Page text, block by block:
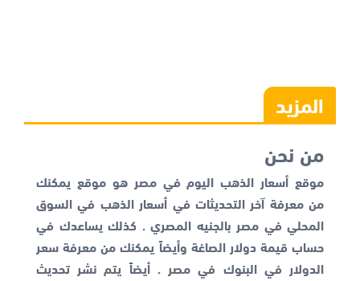
المزيد
من نحن
موقع أسعار الذهب اليوم في مصر هو موقع يمكنك
من معرفة آخر التحديثات في أسعار الذهب في السوق
المحلي في مصر بالجنيه المصري . كذلك يساعدك في
حساب قيمة دولار الصاغة وأيضاً يمكنك من معرفة سعر
الدولار في البنوك في مصر . أيضاً يتم نشر تحديث